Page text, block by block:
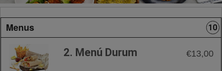
Menus 10
2. Menú Durum €13,00